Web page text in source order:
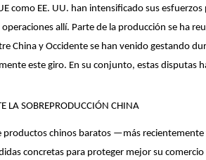
como EE. UU. han intensificado sus
allí. Parte de la producción se ha
China y Occidente se han venido gestando
este giro. En su conjunto, estas disputas
LA SOBREPRODUCCIÓN CHINA
productos chinos baratos —más recientemente
concretas para proteger mejor su comercio